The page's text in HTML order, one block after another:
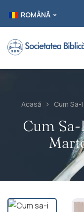
ROMÂNĂ
Acasă Cum
Cum